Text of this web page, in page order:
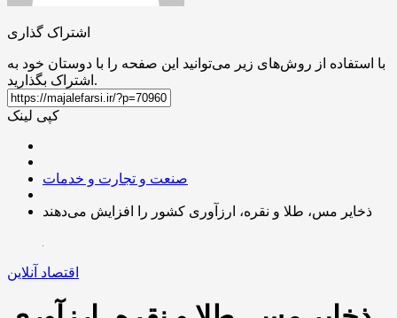
اشتراک گذاری
با استفاده از روش‌های زیر می‌توانید این صفحه را با دوستان خود به
اشتراک بگذارید.
کپی لینک
صنعت و تجارت و خدمات
ذخایر مس، طلا و نقره، ارزآوری کشور را افزایش می‌دهند
اقتصاد آنلاین